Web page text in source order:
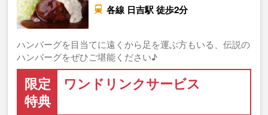
各線 日吉駅 徒歩2分
ハンバーグを目当てに遠くから足を運ぶ方もいる、伝説の
ハンバーグをぜひご堪能ください♪
限定
特典
ワンドリンクサービス